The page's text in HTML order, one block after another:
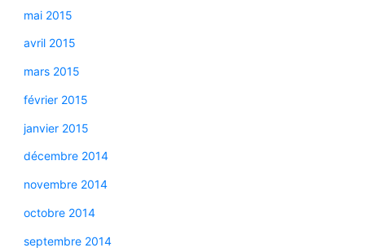
mai 2015
avril 2015
mars 2015
février 2015
janvier 2015
décembre 2014
novembre 2014
octobre 2014
septembre 2014